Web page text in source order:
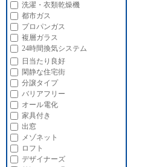
洗濯・衣類乾燥機
都市ガス
プロパンガス
複層ガラス
24時間換気システム
日当たり良好
閑静な住宅街
分譲タイプ
バリアフリー
オール電化
家具付き
出窓
メゾネット
ロフト
デザイナーズ